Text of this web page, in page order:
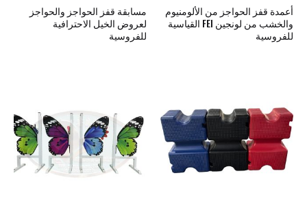
أعمدة قفز الحواجز من الألومنيوم
والخشب من لونجين FEI القياسية
للفروسية
مسابقة قفز الحواجز والحواجز
لعروض الخيل الاحترافية
للفروسية